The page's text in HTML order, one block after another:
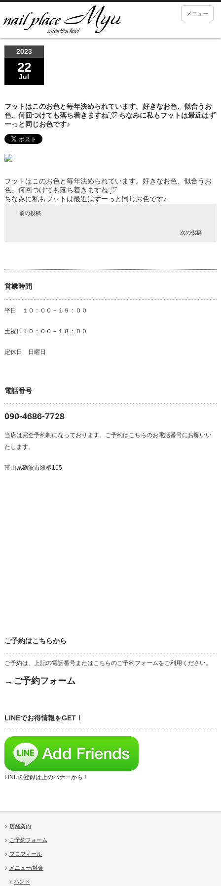
メニュー
2023
22
Jul
フットはこのお色と毎年決められています。好きなお色、似合うお
色、何回つけても落ち着きますね¨̮♡⃛ ちなみに私もフットは最近はず
ーっと同じお色です♪
フットはこのお色と毎年決められています。好きなお色、似合うお
色、何回つけても落ち着きますね¨̮♡⃛
ちなみに私もフットは最近はずーっと同じお色です♪
前の投稿
次の投稿
営業時間
平日 １０：００－１９：００
土祝日１０：００－１８：００
定休日 日曜日
電話番号
090-4686-7728
当店は完全予約制になっております。ご予約はこちらのお電話番号にお願いい
たします。
富山県砺波市鷹栖165
ご予約はこちらから
ご予約は、上記の電話番号またはこちらのご予約フォームをご利用ください。
→ご予約フォーム
LINEでお得情報をGET！
LINEの登録は上のバナーから！
店舗案内
ご予約フォーム
プロフィール
メニュー/料金
ハンド